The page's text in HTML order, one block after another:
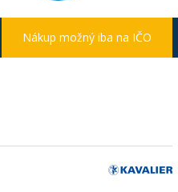
Nákup možný iba na IČO